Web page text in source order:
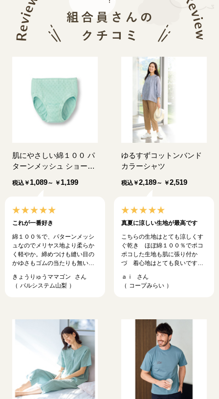
肌にやさしい綿１００ パ
ターンメッシュ ショーツ
税込 ￥ 1,089～ ￥ 1,199
これが一番好き
綿１００％で、パターンメッシ
ュなのでメリヤス地より柔らか
く軽やか。締めつけも縫い目の
かゆさもゴムの当たりも無い。
では無いけれど、快適過ぎるほ
ど。 同じ型で５％だけ化繊入り
けど少しごわつく。その後に見
つけたこれが一番好き。色だけ
もう少し何とかして欲しい。
きょうりゅうママゴン
パルシステム山梨
ゆるすずコットンバンド
カラーシャツ
税込￥2,189～ ￥2,519
真夏に涼しい生地が最高です
こちらの生地はとても涼しくす
ぐ乾き ほぼ綿１００％でポコ
ポコした生地も肌に張り付か
づ 着心地はとても良いです。
型もカバー 一枚でも冷房時に
羽織るのにも重宝しています。
買いましたが酷暑の夏は涼しく
こればかり着ています。毎年チ
ェックしていますがなかなか出
てきませんので ぜひ再販を強
く希望いたします。よろしくお
願いいたします
ａｉ
コープみらい